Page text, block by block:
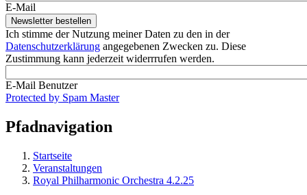
E-Mail
Ich stimme der Nutzung meiner Daten zu den in der
Datenschutzerklärung angegebenen Zwecken zu. Diese
Zustimmung kann jederzeit widerrrufen werden.
E-Mail Benutzer
Protected by Spam Master
Pfadnavigation
Startseite
Veranstaltungen
Royal Philharmonic Orchestra 4.2.25